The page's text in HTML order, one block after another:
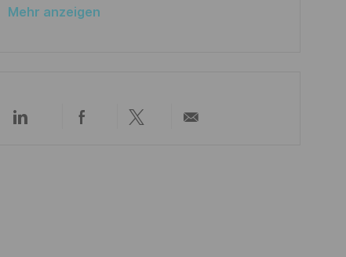
n
r
n
Mehr anzeigen
Über
Über
Über
Per